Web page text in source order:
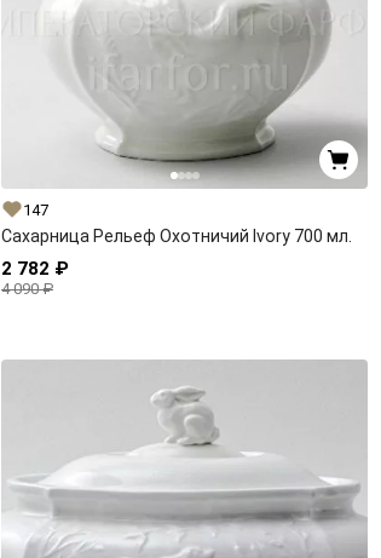
147
Сахарница Рельеф Охотничий Ivory 700 мл.
2 782 ₽
4 090 ₽